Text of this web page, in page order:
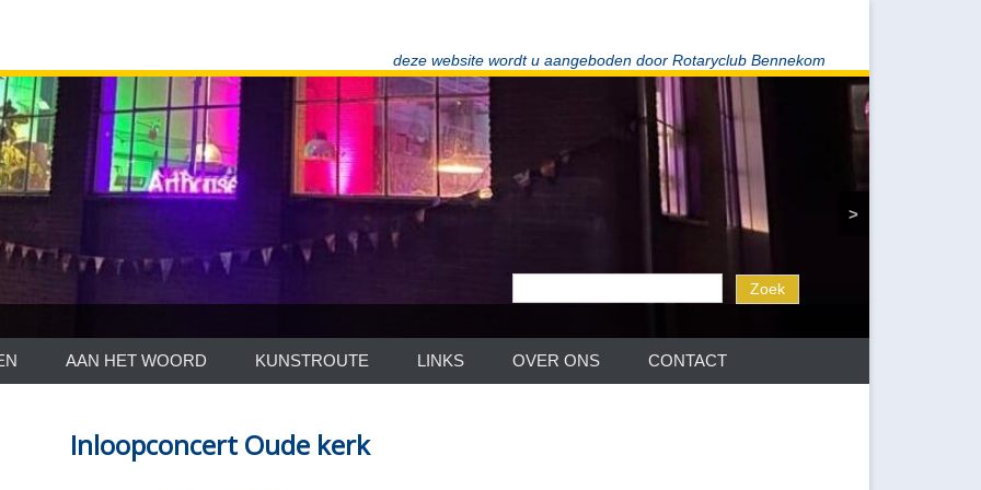
deze website wordt u aangeboden door Rotaryclub Bennekom
>
AAN HET WOORD KUNSTROUTE LINKS OVER ONS CONTACT
Inloopconcert Oude kerk